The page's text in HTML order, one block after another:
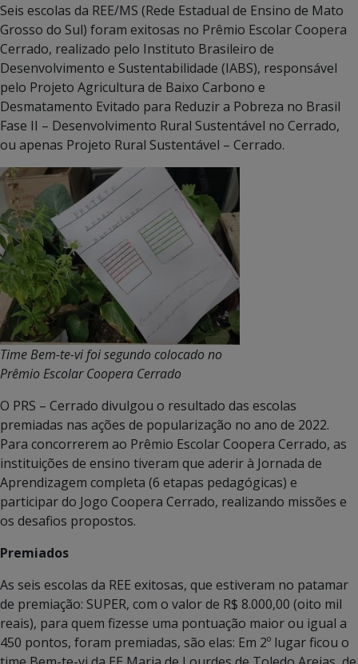
Seis escolas da REE/MS (Rede Estadual de Ensino de Mato
Grosso do Sul) foram exitosas no Prêmio Escolar Coopera
Cerrado, realizado pelo Instituto Brasileiro de
Desenvolvimento e Sustentabilidade (IABS), responsável
pelo Projeto Agricultura de Baixo Carbono e
Desmatamento Evitado para Reduzir a Pobreza no Brasil
Fase II – Desenvolvimento Rural Sustentável no Cerrado,
ou apenas Projeto Rural Sustentável – Cerrado.
Time Bem-te-vi foi segundo colocado no
Prêmio Escolar Coopera Cerrado
O PRS – Cerrado divulgou o resultado das escolas
premiadas nas ações de popularização no ano de 2022.
Para concorrerem ao Prêmio Escolar Coopera Cerrado, as
instituições de ensino tiveram que aderir à Jornada de
Aprendizagem completa (6 etapas pedagógicas) e
participar do Jogo Coopera Cerrado, realizando missões e
os desafios propostos.
Premiados
As seis escolas da REE exitosas, que estiveram no patamar
de premiação: SUPER, com o valor de R$ 8.000,00 (oito mil
reais), para quem fizesse uma pontuação maior ou igual a
450 pontos, foram premiadas, são elas: Em 2º lugar ficou o